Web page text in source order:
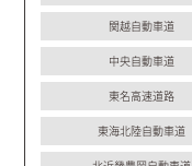
関越自動車道
中央自動車道
東名高速道路
東海北陸自動車道